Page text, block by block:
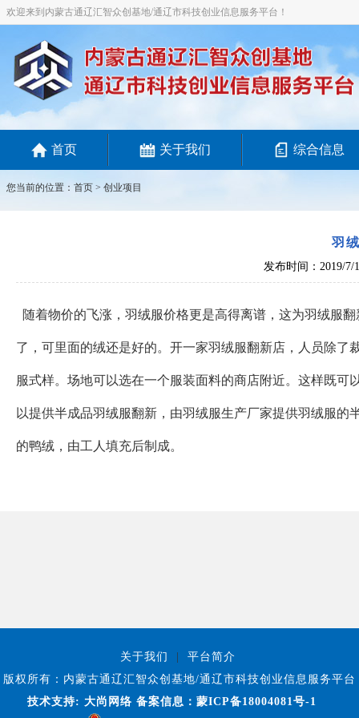
欢迎来到内蒙古通辽汇智众创基地/通辽市科技创业信息服务平台！
首页 关于我们 综合信息
您当前的位置： 首页 > 创业项目
羽
发布时间：2019/
随着物价的飞涨，羽绒服价格更是高得离谱，这为羽绒服
了，可里面的绒还是好的。开一家羽绒服翻新店，人员除
服式样。场地可以选在一个服装面料的商店附近。这样既
以提供半成品羽绒服翻新，由羽绒服生产厂家提供羽绒服
的鸭绒，由工人填充后制成。
关于我们
平台简介
版权所有：内蒙古通辽汇智众创基地/通辽市科技创业信息服务平台
技术支持: 大尚网络 备案信息：蒙ICP备18004081号-1